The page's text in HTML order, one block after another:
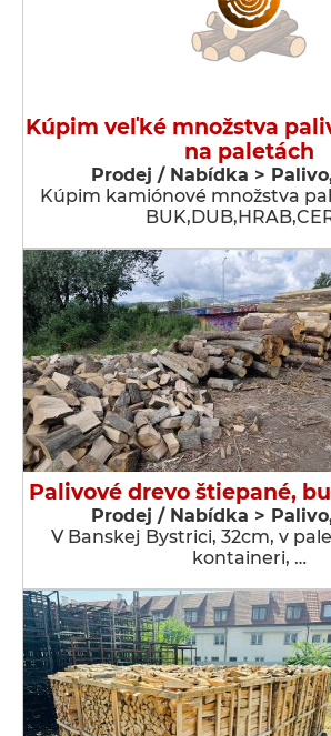
Kúpim veľké množstva
na paletách
Prodej / Nabídka >
Kúpim kamiónové množstva
Palivové drevo štiepané,
Prodej / Nabídka >
V Banskej Bystrici, 32cm, v
kontaineri, …